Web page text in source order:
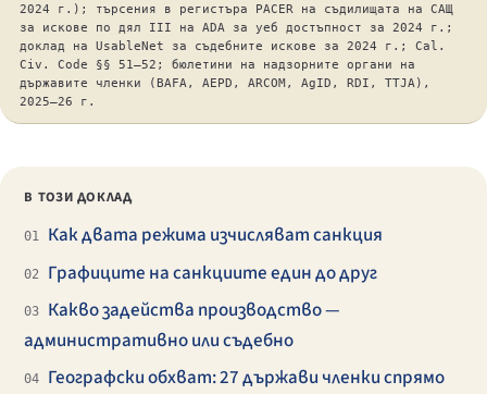
2024 г.); търсения в регистъра PACER на съдилищата на САЩ
за искове по дял III на ADA за уеб достъпност за 2024 г.;
доклад на UsableNet за съдебните искове за 2024 г.; Cal.
Civ. Code §§ 51–52; бюлетини на надзорните органи на
държавите членки (BAFA, AEPD, ARCOM, AgID, RDI, TTJA),
2025–26 г.
В ТОЗИ ДОКЛАД
01 Как двата режима изчисляват санкция
02 Графиците на санкциите един до друг
03 Какво задейства производство —
административно или съдебно
04 Географски обхват: 27 държави членки спрямо